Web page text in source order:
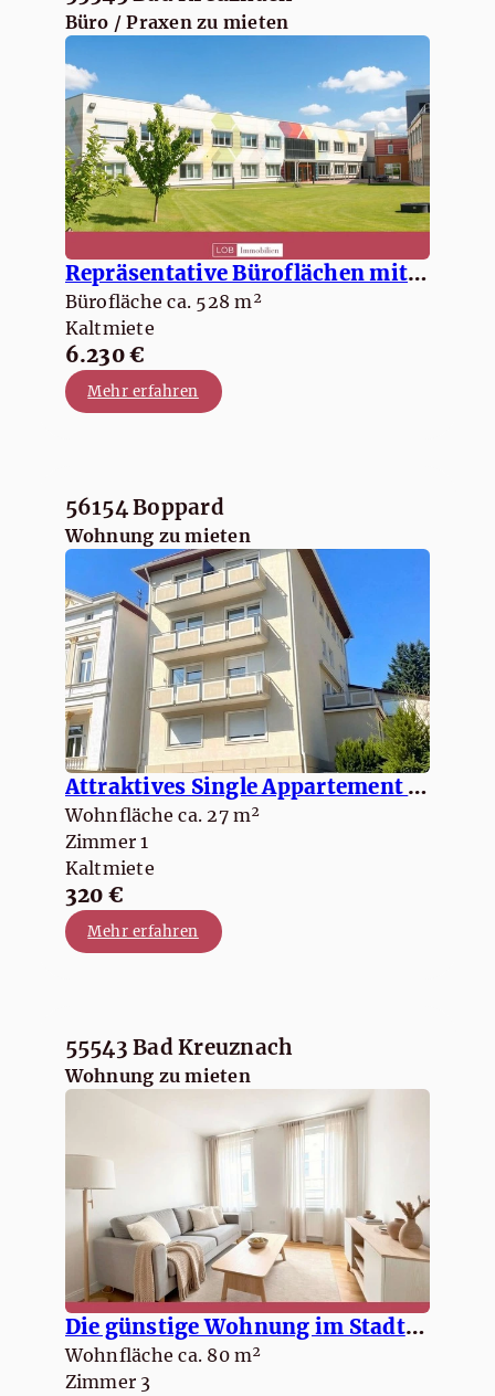
Büro / Praxen zu mieten
Repräsentative Büroflächen mit modernem Ambiente
Bürofläche ca. 528 m²
Kaltmiete
6.230 €
Mehr erfahren
56154 Boppard
Wohnung zu mieten
Attraktives Single Appartement / 1 ZKB
Wohnfläche ca. 27 m²
Zimmer 1
Kaltmiete
320 €
Mehr erfahren
55543 Bad Kreuznach
Wohnung zu mieten
Die günstige Wohnung im Stadtzentrum / 3 ZKB / 86 m2
Wohnfläche ca. 80 m²
Zimmer 3